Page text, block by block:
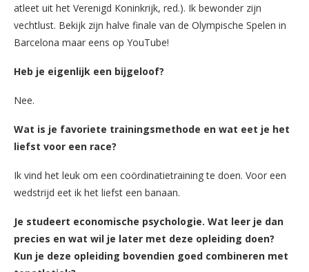
atleet uit het Verenigd Koninkrijk, red.). Ik bewonder zijn
vechtlust. Bekijk zijn halve finale van de Olympische Spelen in
Barcelona maar eens op YouTube!
Heb je eigenlijk een bijgeloof?
Nee.
Wat is je favoriete trainingsmethode en wat eet je het
liefst voor een race?
Ik vind het leuk om een coördinatietraining te doen. Voor een
wedstrijd eet ik het liefst een banaan.
Je studeert economische psychologie. Wat leer je dan
precies en wat wil je later met deze opleiding doen?
Kun je deze opleiding bovendien goed combineren met